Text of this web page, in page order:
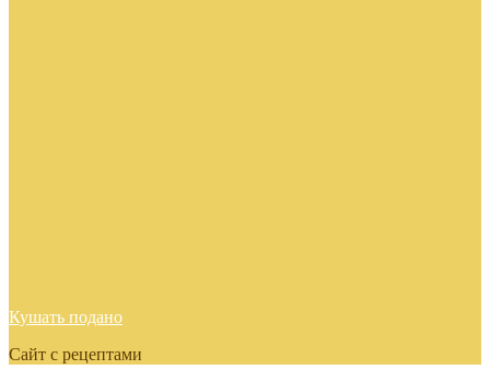
Кушать подано
Сайт с рецептами